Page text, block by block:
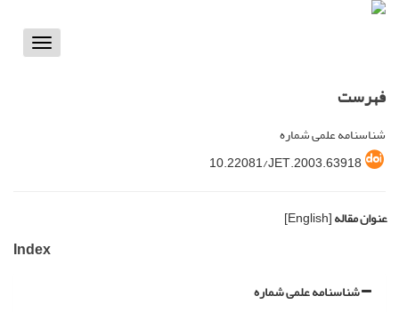
Toggle
فهرست
شناسنامه علمی شماره
10.22081/JET.2003.63918
عنوان مقاله[English]
Index
شناسنامه علمی شماره